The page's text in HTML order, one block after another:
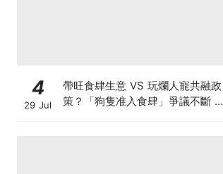
4
29 Jul
帶旺食肆生意 VS 玩爛人寵共融政
策？「狗隻准入食肆」爭議不斷 業